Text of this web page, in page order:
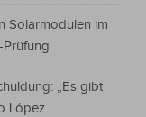
Solarmodulen im
„Es gibt
López